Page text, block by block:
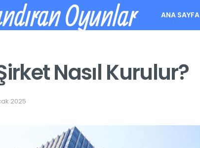
Oyunlar ANA SAYFA
Nasıl Kurulur?
2025